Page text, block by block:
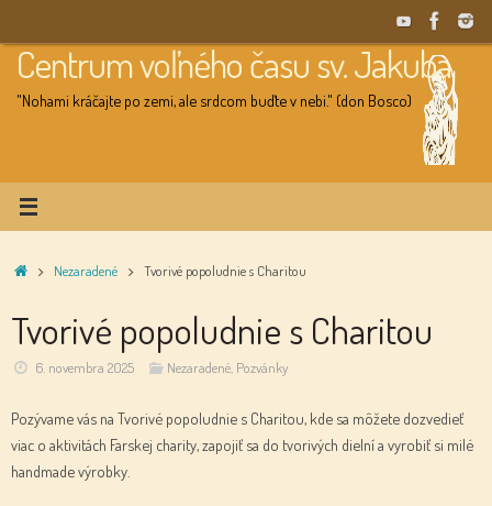
to
content
Centrum voľného času sv. Jakuba
"Nohami kráčajte po zemi, ale srdcom buďte v nebi." (don Bosco)
HomeNezaradené Tvorivé popoludnie s Charitou
Tvorivé popoludnie s Charitou
6. novembra 2025 Nezaradené Pozvánky
Pozývame vás na Tvorivé popoludnie s Charitou, kde sa môžete dozvedieť
viac o aktivitách Farskej charity, zapojiť sa do tvorivých dielní a vyrobiť si milé
handmade výrobky.